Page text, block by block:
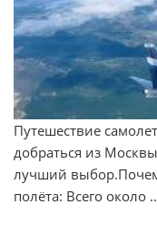
Путешествие
добраться из
лучший
полёта: Всего около